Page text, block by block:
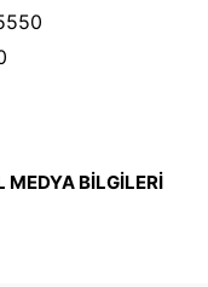
MEDYA BİLGİLERİ